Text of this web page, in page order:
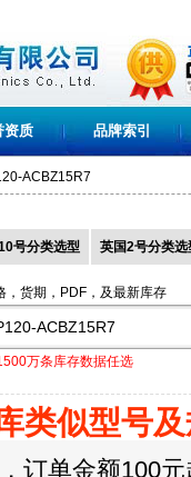
资质 品牌索引
ACBZ15R7
号分类选型 英国2号分类选
，货期，PDF，及最新库存
万条库存数据任选
类似型号
订单金额100元